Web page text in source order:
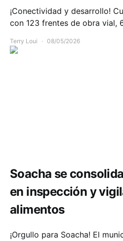
¡Conectividad y desarrollo!
con 123 frentes de obra vial,
Terry Loui 08/05/2026
Soacha se
en inspección y
alimentos
¡Orgullo para Soacha! El